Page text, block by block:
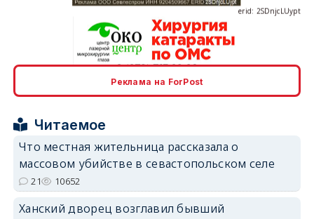
Реклама на ForPost
Читаемое
Что местная жительница рассказала о
массовом убийстве в севастопольском селе
21 10652
Ханский дворец возглавил бывший